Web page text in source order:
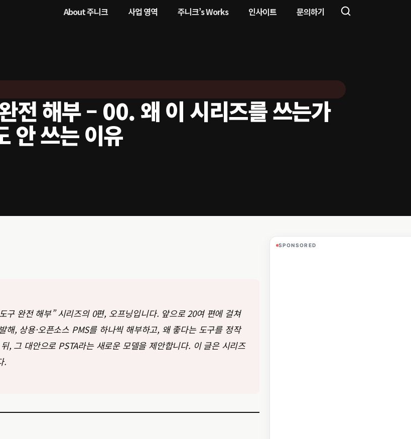
About 주니크 사업 영역 주니크’s Works 인사이트 문의하기
전 해부 – 00. 왜 이 시리즈를 쓰는가
안 쓰는 이유
구 완전 해부” 시리즈의 0편, 오프닝입니다. 앞으로 20여 편에 걸쳐
해, 상용·오픈소스 PMS를 하나씩 해부하고, 왜 좋다는 도구를 정작
, 그 대안으로 PSTA라는 새로운 모델을 제안합니다. 이 글은 시리즈
.
SPONSORED